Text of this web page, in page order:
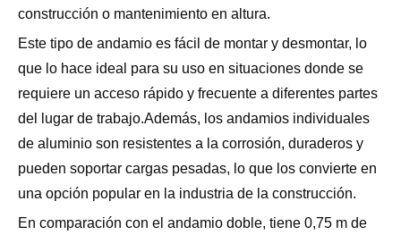
construcción o mantenimiento en altura.
Este tipo de andamio es fácil de montar y desmontar, lo
que lo hace ideal para su uso en situaciones donde se
requiere un acceso rápido y frecuente a diferentes partes
del lugar de trabajo.Además, los andamios individuales
de aluminio son resistentes a la corrosión, duraderos y
pueden soportar cargas pesadas, lo que los convierte en
una opción popular en la industria de la construcción.
En comparación con el andamio doble, tiene 0,75 m de